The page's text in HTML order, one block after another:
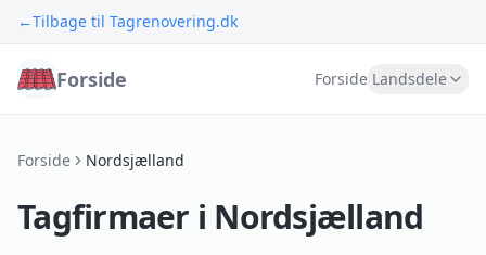
←Tilbage til Tagrenovering.dk
Forside Forside Landsdele
Forside Nordsjælland
Tagfirmaer i Nordsjælland